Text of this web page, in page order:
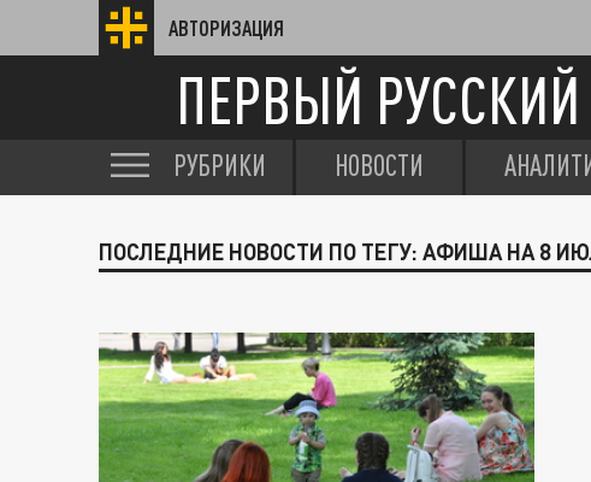
АВТОРИЗАЦИЯ
ПЕРВЫЙ РУССКИЙ
РУБРИКИ НОВОСТИ
ПОСЛЕДНИЕ НОВОСТИ ПО ТЕГУ: АФИША НА 8